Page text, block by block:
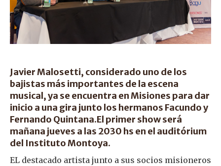
Javier Malosetti, considerado uno de los
bajistas más importantes de la escena
musical, ya se encuentra en Misiones para dar
inicio a una gira junto los hermanos Facundo y
Fernando Quintana.El primer show será
mañana jueves a las 2030 hs en el auditórium
del Instituto Montoya.
EL destacado artista junto a sus socios misioneros